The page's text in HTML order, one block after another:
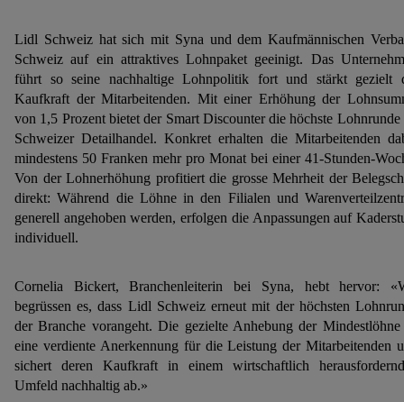
Lidl Schweiz hat sich mit Syna und dem Kaufmännischen
Schweiz auf ein attraktives Lohnpaket geeinigt. Das
führt so seine nachhaltige Lohnpolitik fort und stärkt gezielt
Kaufkraft der Mitarbeitenden. Mit einer Erhöhung der
von 1,5 Prozent bietet der Smart Discounter die höchste Lohnrunde
Schweizer Detailhandel. Konkret erhalten die Mitarbeitenden
mindestens 50 Franken mehr pro Monat bei einer 41-Stunden-
Von der Lohnerhöhung profitiert die grosse Mehrheit der
direkt: Während die Löhne in den Filialen und
generell angehoben werden, erfolgen die Anpassungen auf
individuell.
Cornelia Bickert, Branchenleiterin bei Syna, hebt hervor:
begrüssen es, dass Lidl Schweiz erneut mit der höchsten
der Branche vorangeht. Die gezielte Anhebung der Mindestlöhne
eine verdiente Anerkennung für die Leistung der Mitarbeitenden
sichert deren Kaufkraft in einem wirtschaftlich
Umfeld nachhaltig ab.»